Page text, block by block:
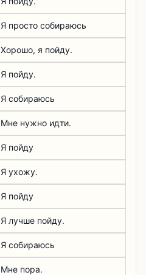
Я просто собираюсь
Хорошо, я пойду.
Я пойду.
Я собираюсь
Мне нужно идти.
Я пойду
Я ухожу.
Я пойду
Я лучше пойду.
Я собираюсь
Мне пора.